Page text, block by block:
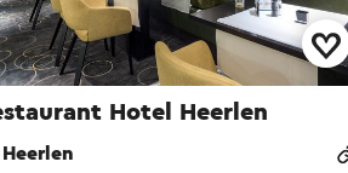
Hotel Heerlen
Heerlen